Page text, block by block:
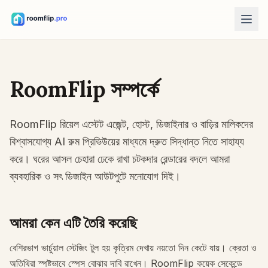
একটি রুম আপলোড করে স্টাইলের দিক তৈরি করুন।
একই রুম, একই ফার্নিচার, আরও ভালো লেআউট।
রুমে ফার্নিচার দেখুন
কেনার আগে সোফা, চেয়ার বা টেবিল কেমন লাগবে দেখুন।
পরিকল্পনার আগে মেঝে ও দেয়ালের এলাকা হিসাব করুন।
রাগ সাইজ ক্যালকুলেটর
রুমের জন্য একটি প্রাথমিক রাগ সাইজ খুঁজুন।
RoomFlip সম্পর্কে
RoomFlip রিয়েল এস্টেট এজেন্ট, হোস্ট, ডিজাইনার ও বাড়ির মালিকদের
বিশ্বাসযোগ্য AI রুম প্রিভিউয়ের মাধ্যমে দ্রুত সিদ্ধান্ত নিতে সাহায্য
করে। ঘরের আসল চেহারা ঢেকে রাখা চটকদার রেন্ডারের বদলে আমরা
ব্যবহারিক ও সৎ ডিজাইন আউটপুটে মনোযোগ দিই।
আমরা কেন এটি তৈরি করেছি
বেশিরভাগ ভার্চুয়াল স্টেজিং টুল হয় কৃত্রিম দেখায় নয়তো দিন কেটে যায়। ক্রেতা ও
অতিথিরা স্পষ্টভাবে স্পেস বোঝার দাবি রাখেন। RoomFlip কয়েক সেকেন্ডে